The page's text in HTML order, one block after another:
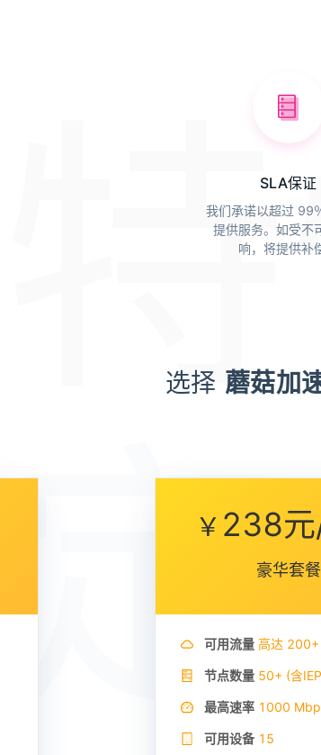
SLA保证
我们承诺以超过 99
提供服务。如受不
响，将提供补
选择 蘑菇加
￥ 238
豪华套餐
可用流量 高达200+
节点数量50+ (含
最高速率1000
可用设备15